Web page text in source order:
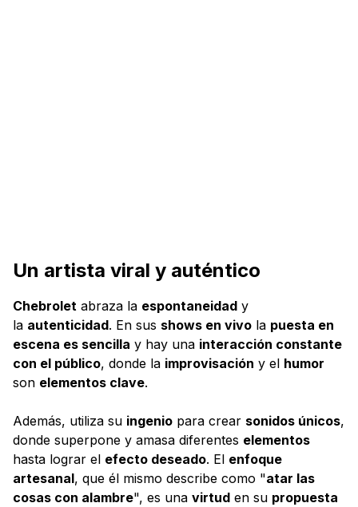
Un artista viral y auténtico
Chebrolet abraza la espontaneidad y
la autenticidad. En sus shows en vivo la puesta en
escena es sencilla y hay una interacción constante
con el público, donde la improvisación y el humor
son elementos clave.
Además, utiliza su ingenio para crear sonidos únicos,
donde superpone y amasa diferentes elementos
hasta lograr el efecto deseado. El enfoque
artesanal, que él mismo describe como "atar las
cosas con alambre", es una virtud en su propuesta